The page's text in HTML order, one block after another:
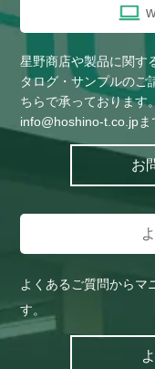
星野商店や製品に関す
タログ・サンプルのご
ちらで承っております
info@hoshino-t.co.jpま
お
よくあるご質問からマ
す。